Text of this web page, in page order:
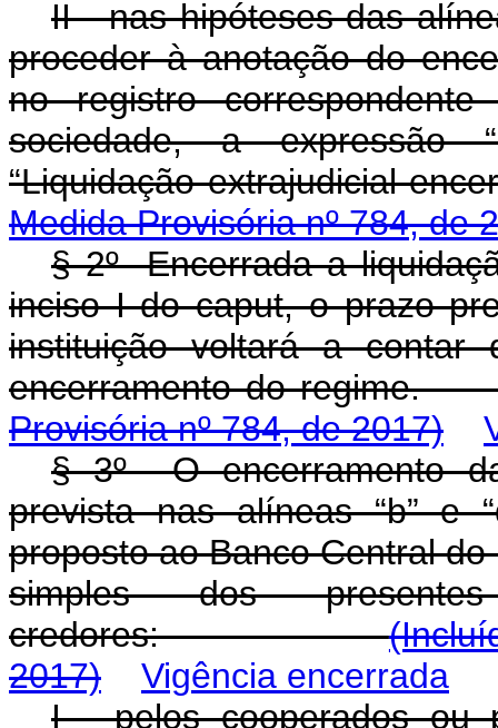
II - nas hipóteses das
proceder à anotação do
no registro
sociedade, a expressão
“Liquidação
Medida Provisória nº 784, de
§ 2º Encerrada a
inciso I do caput, o prazo
instituição voltará a
encerramento
Provisória nº 784, de 2017)
§ 3º O encerramento
prevista nas alíneas “b” e
proposto ao Banco Central
simples dos
credores:
2017)
Vigência encerrada
I - pelos cooperados ou